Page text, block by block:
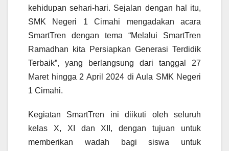
kehidupan sehari-hari. Sejalan dengan hal itu,
SMK Negeri 1 Cimahi mengadakan acara
SmartTren dengan tema “Melalui SmartTren
Ramadhan kita Persiapkan Generasi Terdidik
Terbaik”, yang berlangsung dari tanggal 27
Maret hingga 2 April 2024 di Aula SMK Negeri
1 Cimahi.
Kegiatan SmartTren ini diikuti oleh seluruh
kelas X, XI dan XII, dengan tujuan untuk
memberikan wadah bagi siswa untuk